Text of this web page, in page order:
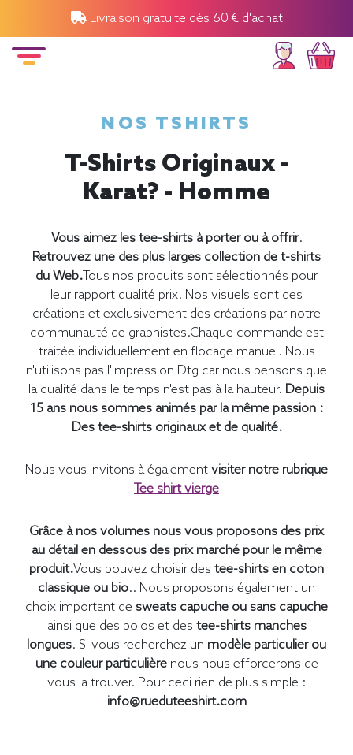
Livraison gratuite dès 60 € d'achat
NOS TSHIRTS
T-Shirts Originaux -
Karat? - Homme
Vous aimez les tee-shirts à porter ou à offrir.
Retrouvez une des plus larges collection de t-shirts
du Web.Tous nos produits sont sélectionnés pour
leur rapport qualité prix. Nos visuels sont des
créations et exclusivement des créations par notre
communauté de graphistes.Chaque commande est
traitée individuellement en flocage manuel. Nous
n'utilisons pas l'impression Dtg car nous pensons que
la qualité dans le temps n'est pas à la hauteur. Depuis
15 ans nous sommes animés par la même passion :
Des tee-shirts originaux et de qualité.
Nous vous invitons à également visiter notre rubrique
Tee shirt vierge
Grâce à nos volumes nous vous proposons des prix
au détail en dessous des prix marché pour le même
produit.Vous pouvez choisir des tee-shirts en coton
classique ou bio.. Nous proposons également un
choix important de sweats capuche ou sans capuche
ainsi que des polos et des tee-shirts manches
longues. Si vous recherchez un modèle particulier ou
une couleur particulièrenous nous efforcerons de
vous la trouver. Pour ceci rien de plus simple :
info@rueduteeshirt.com